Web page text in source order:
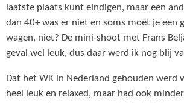
laatste plaats kunt eindigen, maar een
dan 40+ was er niet en soms moet je een
wagen, niet? De mini-shoot met Frans
geval wel leuk, dus daar werd ik nog blij
Dat het WK in Nederland gehouden werd
heel leuk en relaxed, maar had ook